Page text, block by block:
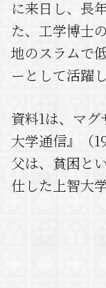
に来日し、長
た、工学博士
地のスラムで
ーとして活躍
資料1は、マ
大学通信』（
父は、貧困と
仕した上智大